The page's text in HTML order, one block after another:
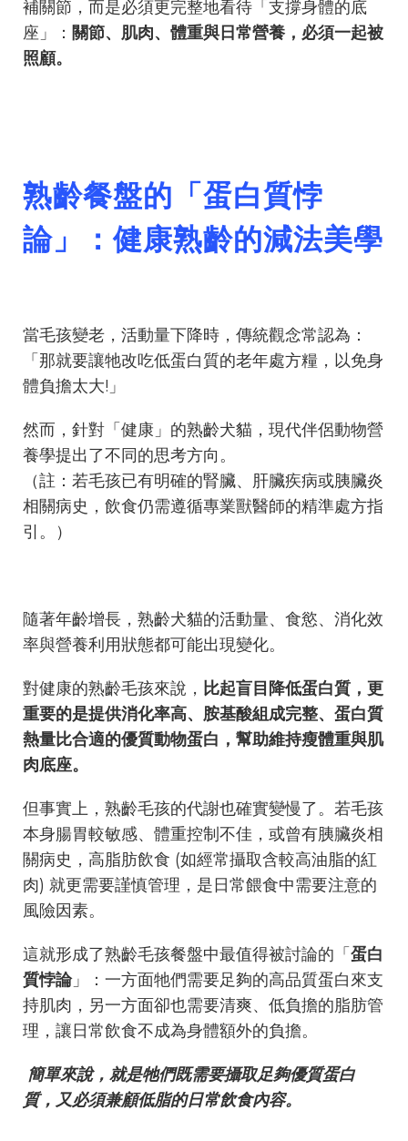
補關節，而是必須更完整地看待「支撐身體的底
座」： 關節、肌肉、體重與日常營養，必須一起被
照顧。
熟齡餐盤的「蛋白質悖
論」：健康熟齡的減法美學
當毛孩變老，活動量下降時，傳統觀念常認為：
「那就要讓牠改吃低蛋白質的老年處方糧，以免身
體負擔太大!」
然而，針對「健康」的熟齡犬貓，現代伴侶動物營
養學提出了不同的思考方向。
（註：若毛孩已有明確的腎臟、肝臟疾病或胰臟炎
相關病史，飲食仍需遵循專業獸醫師的精準處方指
引。）
隨著年齡增長，熟齡犬貓的活動量、食慾、消化效
率與營養利用狀態都可能出現變化。
對健康的熟齡毛孩來說， 比起盲目降低蛋白質，更
重要的是提供消化率高、胺基酸組成完整、蛋白質
熱量比合適的優質動物蛋白，幫助維持瘦體重與肌
肉底座。
但事實上，熟齡毛孩的代謝也確實變慢了。若毛孩
本身腸胃較敏感、體重控制不佳，或曾有胰臟炎相
關病史，高脂肪飲食 (如經常攝取含較高油脂的紅
肉) 就更需要謹慎管理，是日常餵食中需要注意的
風險因素。
這就形成了熟齡毛孩餐盤中最值得被討論的「 蛋白
質悖論」：一方面牠們需要足夠的高品質蛋白來支
持肌肉，另一方面卻也需要清爽、低負擔的脂肪管
理，讓日常飲食不成為身體額外的負擔。
簡單來說，就是牠們既需要攝取足夠優質蛋白
質，又必須兼顧低脂的日常飲食內容。